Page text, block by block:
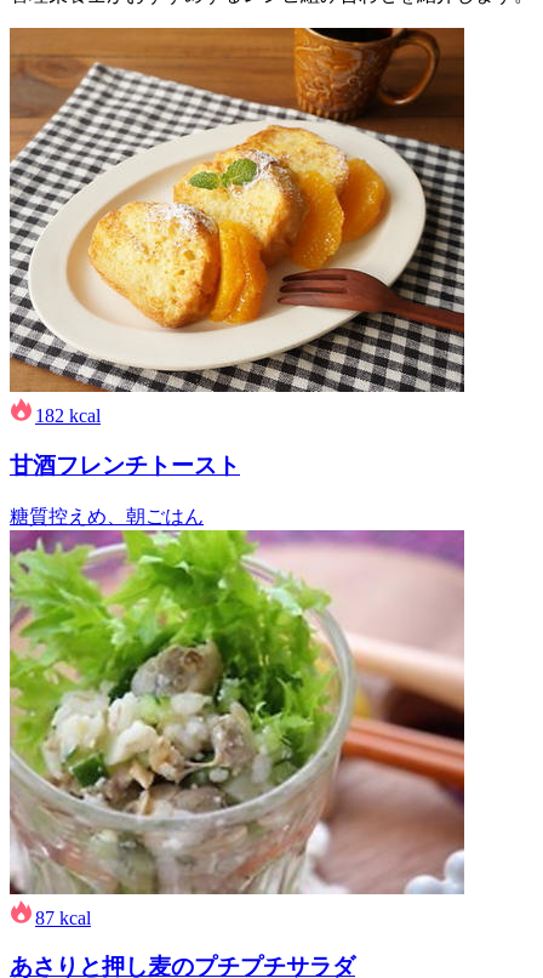
182 kcal
甘酒フレンチトースト
糖質控えめ、朝ごはん
87 kcal
あさりと押し麦のプチプチサラダ